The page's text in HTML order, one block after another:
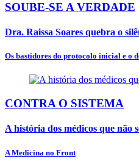
SOUBE-SE A VERDADE
Dra. Raissa Soares quebra o
Os bastidores do protocolo inicial e o
CONTRA O SISTEMA
A história dos médicos que não
A Medicina no Front